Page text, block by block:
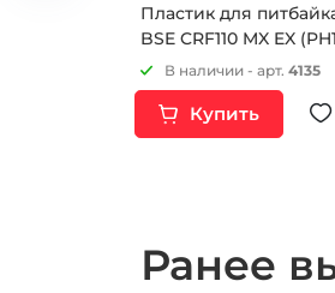
Пластик для
BSE CRF110 MX EX
2015-2023) Белый
В наличии - арт. 4135
Купить
Ранее